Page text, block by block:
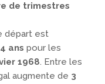
de trimestres
départ est
ans pour les
1968. Entre les
augmente de 3